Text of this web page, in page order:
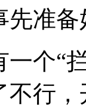
先准
个“
不行